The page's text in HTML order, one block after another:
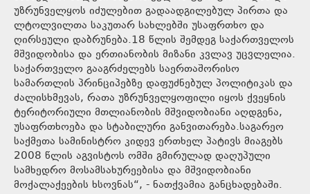
უზრუნველყოს იძულებით გადაადგილებულ პირთა და
ლტოლვილთა საკუთარ სახლებში უსაფრთხო და
ღირსეული დაბრუნება.18 წლის შემდეგ საქართველოს
მშვიდობისა და ერთიანობის მიზანი კვლავ უცვლელია.
საქართველო გააგრძელებს საერთაშორისო
სამართლის პრინციპებზე დაფუძნებულ პოლიტიკას და
ძალისხმევას, რათა უზრუნველყოფილი იყოს ქვეყნის
ტერიტორიული მთლიანობის მშვიდობიანი აღდგენა,
უსაფრთხოება და სტაბილური განვითარება.საგარეო
საქმეთა სამინისტრო კიდევ ერთხელ პატივს მიაგებს
2008 წლის აგვისტოს ომში გმირულად დაღუპული
სამხედრო მოსამსახურეებისა და მშვიდობიანი
მოქალაქეების ხსოვნას“, - ნათქვამია განცხადებაში.